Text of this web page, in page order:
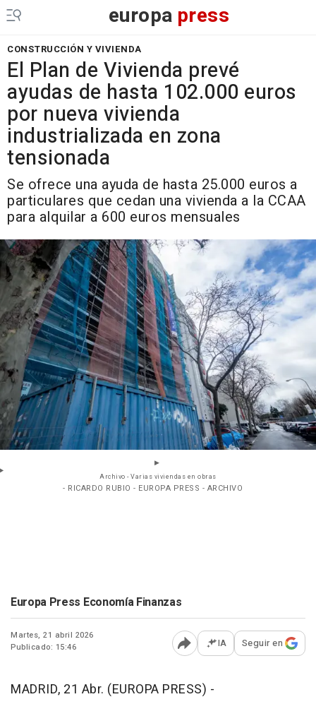
europa press
CONSTRUCCIÓN Y VIVIENDA
El Plan de Vivienda prevé
ayudas de hasta 102.000 euros
por nueva vivienda
industrializada en zona
tensionada
Se ofrece una ayuda de hasta 25.000 euros a
particulares que cedan una vivienda a la CCAA
para alquilar a 600 euros mensuales
Archivo - Varias viviendas en obras
- RICARDO RUBIO - EUROPA PRESS - ARCHIVO
Europa Press Economía Finanzas
Martes, 21 abril 2026
Publicado: 15:46
Abrir opciones para
IA Seguir en
MADRID, 21 Abr. (EUROPA PRESS) -